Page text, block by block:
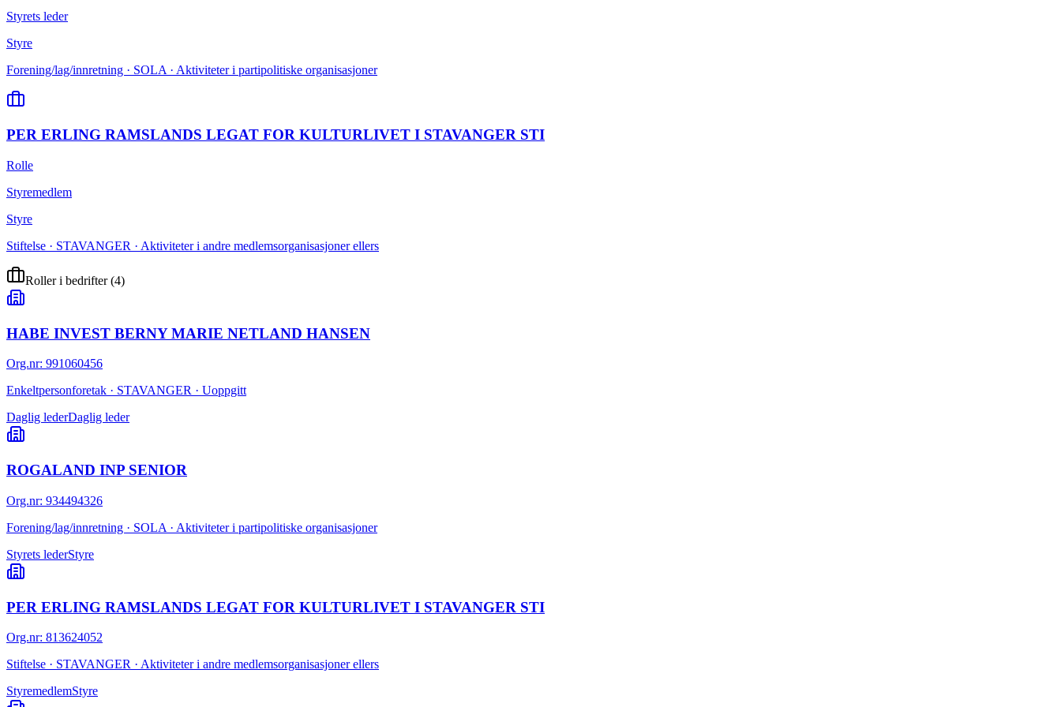
Styrets leder
Styre
Forening/lag/innretning · SOLA · Aktiviteter i partipolitiske organisasjoner
PER ERLING RAMSLANDS LEGAT FOR KULTURLIVET I STAVANGER STI
Rolle
Styremedlem
Styre
Stiftelse · STAVANGER · Aktiviteter i andre medlemsorganisasjoner ellers
Roller i bedrifter(4)
HABE INVEST BERNY MARIE NETLAND HANSEN
Org.nr: 991060456
Enkeltpersonforetak · STAVANGER · Uoppgitt
Daglig lederDaglig leder
ROGALAND INP SENIOR
Org.nr: 934494326
Forening/lag/innretning · SOLA · Aktiviteter i partipolitiske organisasjoner
Styrets lederStyre
PER ERLING RAMSLANDS LEGAT FOR KULTURLIVET I STAVANGER STI
Org.nr: 813624052
Stiftelse · STAVANGER · Aktiviteter i andre medlemsorganisasjoner ellers
StyremedlemStyre